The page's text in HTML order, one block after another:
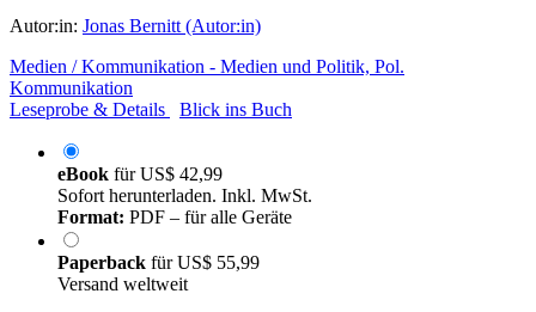
Autor:in: Jonas Bernitt (Autor:in)
Medien / Kommunikation - Medien und Politik, Pol.
Kommunikation
Leseprobe & Details
Blick ins Buch
eBook fürUS$ 42,99
Sofort herunterladen. Inkl. MwSt.
Format: PDF – für alle Geräte
Paperback fürUS$ 55,99
Versand weltweit